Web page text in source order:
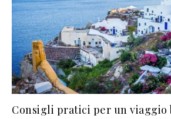
Consigli pratici per un viaggio